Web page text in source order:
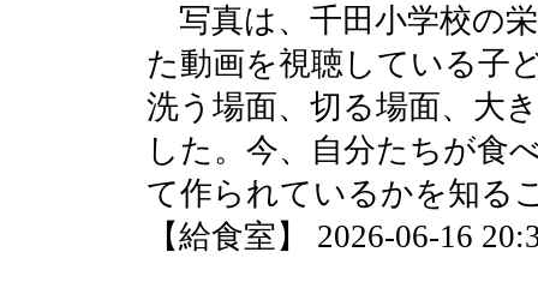
写真は、千田小学校の
た動画を視聴している子
洗う場面、切る場面、大
した。今、自分たちが食
て作られているかを知る
【給食室】 2026-06-16